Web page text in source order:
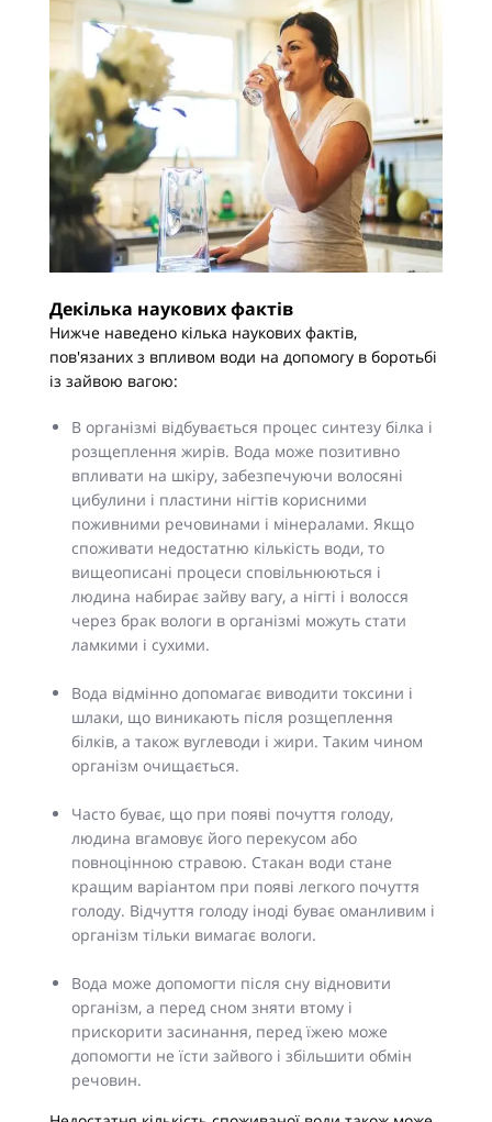
Декілька наукових фактів
Нижче наведено кілька наукових фактів,
пов'язаних з впливом води на допомогу в боротьбі
із зайвою вагою:
В організмі відбувається процес синтезу білка і
розщеплення жирів. Вода може позитивно
впливати на шкіру, забезпечуючи волосяні
цибулини і пластини нігтів корисними
поживними речовинами і мінералами. Якщо
споживати недостатню кількість води, то
вищеописані процеси сповільнюються і
людина набирає зайву вагу, а нігті і волосся
через брак вологи в організмі можуть стати
ламкими і сухими.
Вода відмінно допомагає виводити токсини і
шлаки, що виникають після розщеплення
білків, а також вуглеводи і жири. Таким чином
організм очищається.
Часто буває, що при появі почуття голоду,
людина вгамовує його перекусом або
повноцінною стравою. Стакан води стане
кращим варіантом при появі легкого почуття
голоду. Відчуття голоду іноді буває оманливим і
організм тільки вимагає вологи.
Вода може допомогти після сну відновити
організм, а перед сном зняти втому і
прискорити засинання, перед їжею може
допомогти не їсти зайвого і збільшити обмін
речовин.